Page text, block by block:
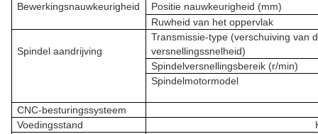
Bewerkingsnauwkeurigheid
Positie nauwkeurigheid (mm)
Ruwheid van het oppervlak
Spindel aandrijving
Transmissie-type (verschuiving van
versnellingssnelheid)
Spindelversnellingsbereik (r/min)
Spindelmotormodel
CNC-besturingssysteem
Voedingsstand